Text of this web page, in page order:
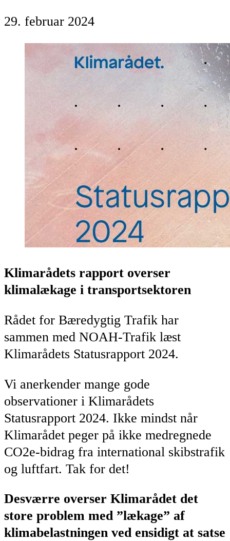
29. februar 2024
Klimarådets rapport overser
klimalækage i transportsektoren
Rådet for Bæredygtig Trafik har
sammen med NOAH-Trafik læst
Klimarådets Statusrapport 2024.
Vi anerkender mange gode
observationer i Klimarådets
Statusrapport 2024. Ikke mindst når
Klimarådet peger på ikke medregnede
CO2e-bidrag fra international skibstrafik
og luftfart. Tak for det!
Desværre overser Klimarådet det
store problem med ”lækage” af
klimabelastningen ved ensidigt at satse